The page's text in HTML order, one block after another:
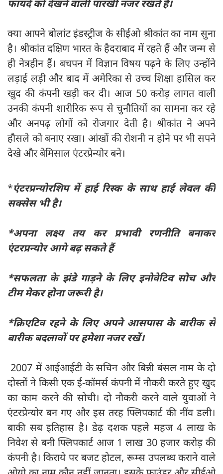
फायदे को देखने वाली पारखी नजर रखते हैं।
क्या आपने बोलांट इंडस्ट्रीज के सीईओ श्रीकांत का नाम सुना
है। श्रीकांत दक्षिण भारत के हैदराबाद में रहते हैं और जन्म से
ही नेत्रहीन हैं। बचपन में विज्ञान विषय पढ़ने के लिए उन्होंने
लड़ाई लड़ी और बाद में अमेरिका से उच्च शिक्षा हासिल कर
खुद की कंपनी खड़ी कर दी। आज 50 करोड़ लागत वाली
उनकी कंपनी शारीरिक रूप से चुनौतियों का सामना कर रहे
और अनपढ़ लोगों को रोजगार देती है। श्रीकांत ने अपने
हौसले को बनाए रखा। आंखों की रोशनी न होने पर भी सपने
देखे और बेमिसाल एंटरप्रेन्योर बने।
*एंटरप्रन्योरशिप में हाई रिस्क के साथ हाई लेवल की
सक्सेस भी है।
*अपना लक्ष्य तय कर प्रभावी रणनीति बनाकर
एंटरप्रन्योर आगे बढ़ सकते हैं
*सफलता के झंडे गाड़ने के लिए इनोवेटिव सोच और
टीम मेकर होना जरूरी है।
*क्रिएटिव रहने के लिए अपने आसपास के बारीक से
बारीक बदलावों पर हमेशा नजर रखें।
2007 में आईआईटी के सचिन और बिन्नी बंसल नाम के दो
दोस्तों ने किसी एक ई-कॉमर्स कंपनी में नौकरी करते हुए खुद
का काम करने की सोची। दो नौकरी करने वाले युवाओं ने
एंटरप्रेन्योर बन गए और इस तरह फ्लिपकार्ट की नींव डली।
बाकी सब इतिहास है। डेढ़ दशक पहले महज 4 लाख के
निवेश से बनी फ्लिपकार्ट आज 1 लाख 30 हजार करोड़ की
कंपनी है। किराये पर बजट होटल, रूम्स उपलब्ध कराने वाले